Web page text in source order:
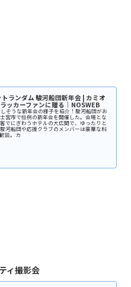
ランダム 駿河船団新年会 | カミオ
ッカーファンに贈る｜NOSWEB
しそうな新年会の様子を紹介！駿河船団がお
宮市で恒例の新年会を開催した。会場とな
でにぎわうホテルの大広間で、ゆったりと
河船団や応援クラブのメンバーは豪華な料
談。カ
ィ撮影会